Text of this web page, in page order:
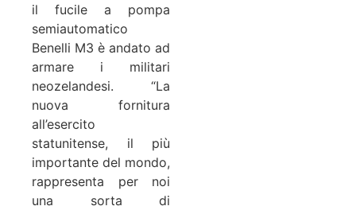
il fucile a pompa
semiautomatico
Benelli M3 è andato ad
armare i militari
neozelandesi. “La
nuova fornitura
all’esercito
statunitense, il più
importante del mondo,
rappresenta per noi
una sorta di